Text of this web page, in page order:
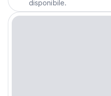
disponibile.